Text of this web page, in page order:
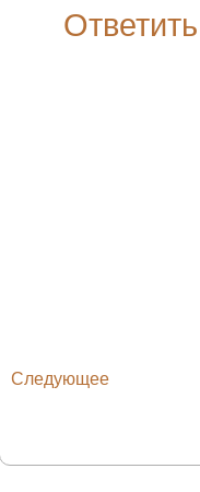
Ответить
Следующее